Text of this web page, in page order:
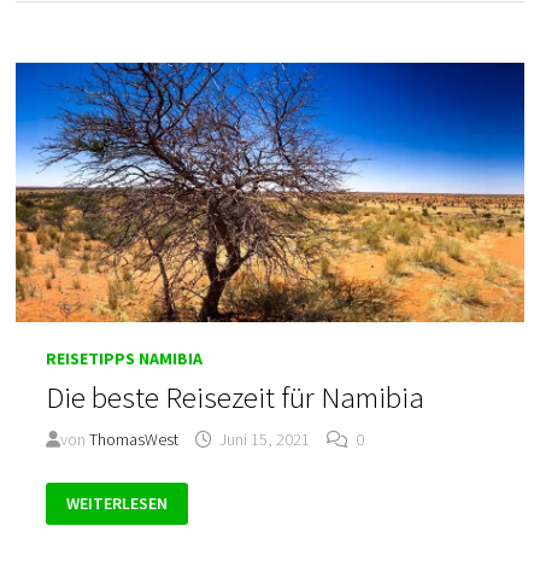
REISETIPPS NAMIBIA
Die beste Reisezeit für Namibia
vonThomasWest Juni 15, 2021 0
BESTE
REISEZEIT
WEITERLESEN